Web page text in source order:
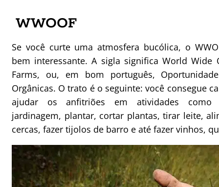
WWOOF
Se você curte uma atmosfera bucólica, o
bem interessante. A sigla significa World Wide
Farms, ou, em bom português,
Orgânicas. O trato é o seguinte: você consegue
ajudar os anfitriões em atividades como
jardinagem, plantar, cortar plantas, tirar leite,
cercas, fazer tijolos de barro e até fazer vinhos,